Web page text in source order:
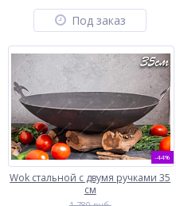
Под заказ
-44%
Wok стальной с двумя ручками 35
см